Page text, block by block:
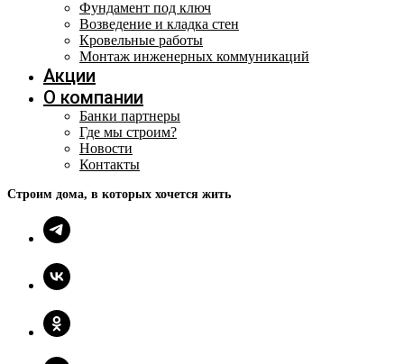
Фундамент под ключ
Возведение и кладка стен
Кровельные работы
Монтаж инженерных коммуникаций
Акции
О компании
Банки партнеры
Где мы строим?
Новости
Контакты
Строим дома, в которых хочется жить